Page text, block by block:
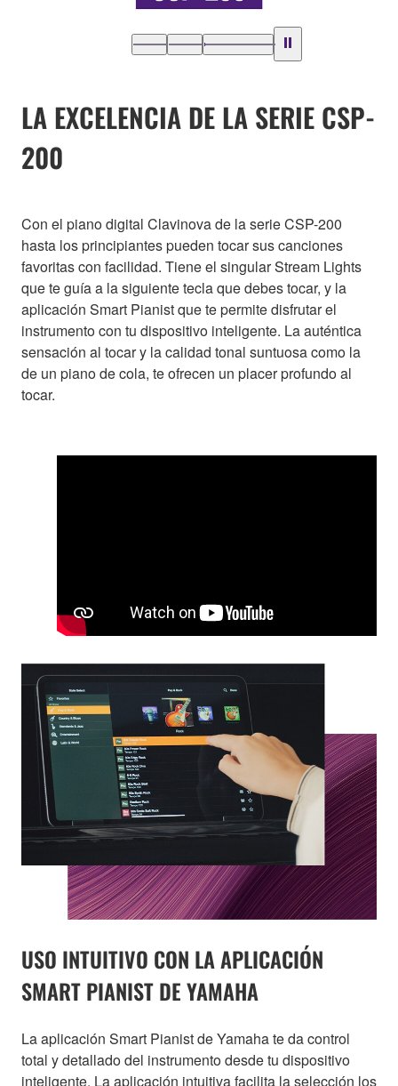
LA EXCELENCIA DE LA SERIE CSP-
200
Con el piano digital Clavinova de la serie CSP-200
hasta los principiantes pueden tocar sus canciones
favoritas con facilidad. Tiene el singular Stream Lights
que te guía a la siguiente tecla que debes tocar, y la
aplicación Smart Pianist que te permite disfrutar el
instrumento con tu dispositivo inteligente. La auténtica
sensación al tocar y la calidad tonal suntuosa como la
de un piano de cola, te ofrecen un placer profundo al
tocar.
USO INTUITIVO CON LA APLICACIÓN
SMART PIANIST DE YAMAHA
La aplicación Smart Pianist de Yamaha te da control
total y detallado del instrumento desde tu dispositivo
inteligente. La aplicación intuitiva facilita la selección los